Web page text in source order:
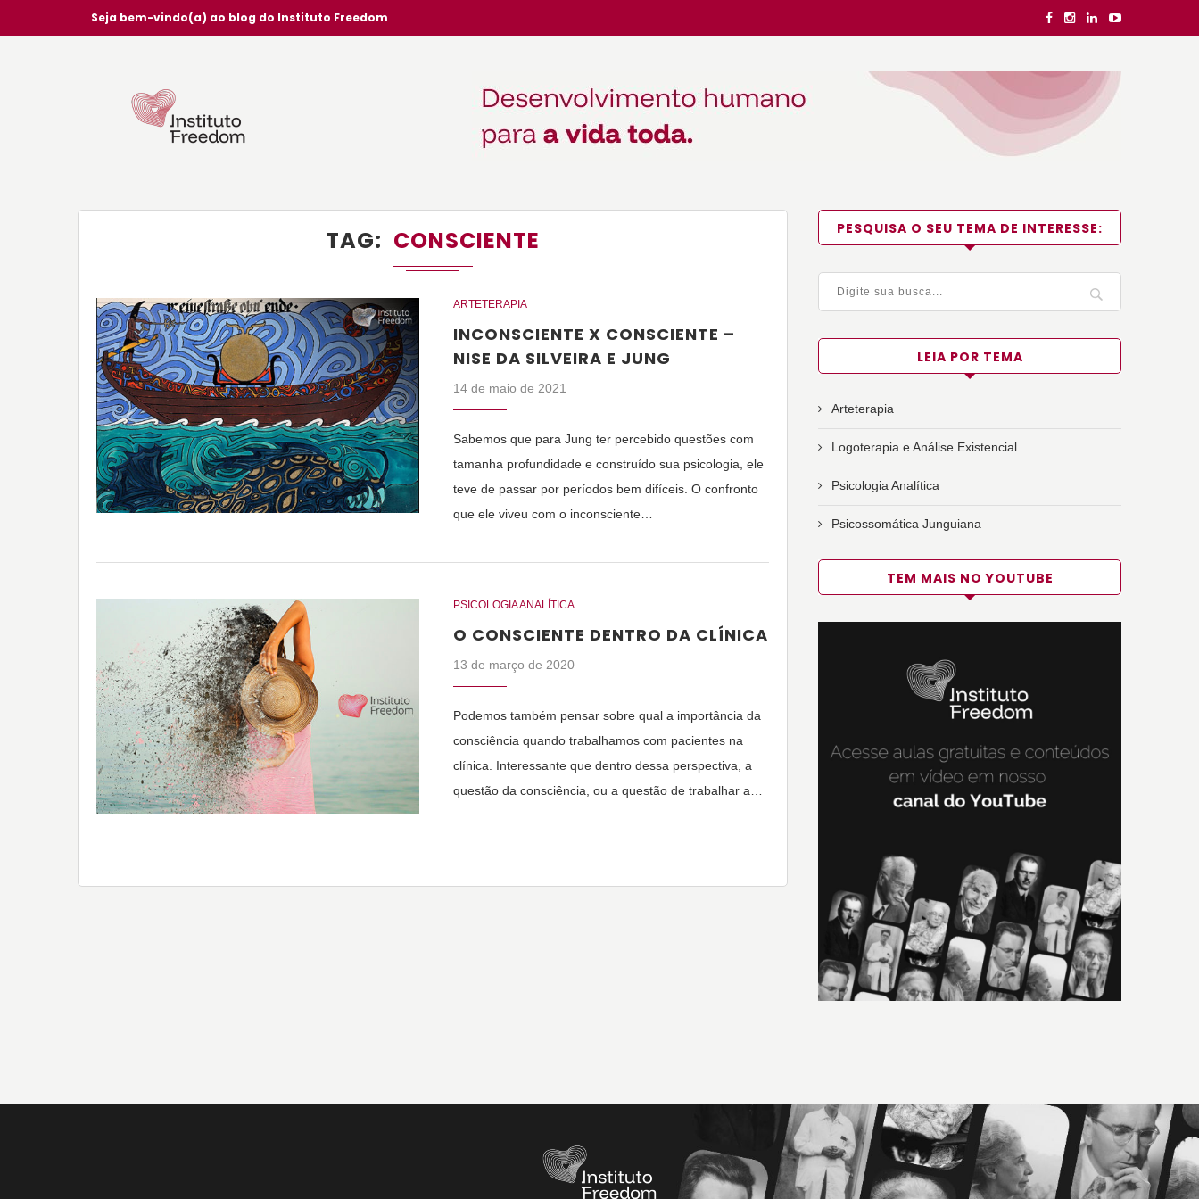
Seja bem-vindo(a) ao blog do Instituto Freedom
TAG CONSCIENTE
ARTETERAPIA
INCONSCIENTE X CONSCIENTE –
NISE DA SILVEIRA E JUNG
14 de maio de 2021
Sabemos que para Jung ter percebido questões com
tamanha profundidade e construído sua psicologia, ele
teve de passar por períodos bem difíceis. O confronto
que ele viveu com o inconsciente…
PSICOLOGIA ANALÍTICA
O CONSCIENTE DENTRO DA CLÍNICA
13 de março de 2020
Podemos também pensar sobre qual a importância da
consciência quando trabalhamos com pacientes na
clínica. Interessante que dentro dessa perspectiva, a
questão da consciência, ou a questão de trabalhar a…
PESQUISA O SEU TEMA DE INTERESSE:
LEIA POR TEMA
Arteterapia
Logoterapia e Análise Existencial
Psicologia Analítica
Psicossomática Junguiana
TEM MAIS NO YOUTUBE